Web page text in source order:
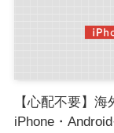
【心配不要】
iPhone・